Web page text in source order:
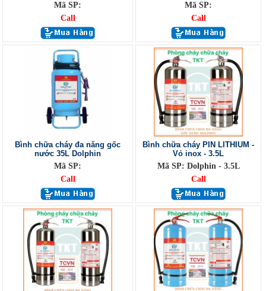
Mã SP:
Call
Mã SP:
Call
Bình chữa cháy đa năng gốc
nước 35L Dolphin
Mã SP:
Call
Bình chữa cháy PIN LITHIUM -
Vỏ inox - 3.5L
Mã SP: Dolphin - 3.5L
Call